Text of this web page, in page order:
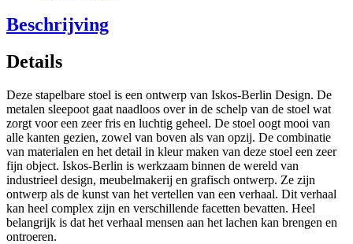
Beschrijving
Details
Deze stapelbare stoel is een ontwerp van Iskos-Berlin Design. De
metalen sleepoot gaat naadloos over in de schelp van de stoel wat
zorgt voor een zeer fris en luchtig geheel. De stoel oogt mooi van
alle kanten gezien, zowel van boven als van opzij. De combinatie
van materialen en het detail in kleur maken van deze stoel een zeer
fijn object. Iskos-Berlin is werkzaam binnen de wereld van
industrieel design, meubelmakerij en grafisch ontwerp. Ze zijn
ontwerp als de kunst van het vertellen van een verhaal. Dit verhaal
kan heel complex zijn en verschillende facetten bevatten. Heel
belangrijk is dat het verhaal mensen aan het lachen kan brengen en
ontroeren.